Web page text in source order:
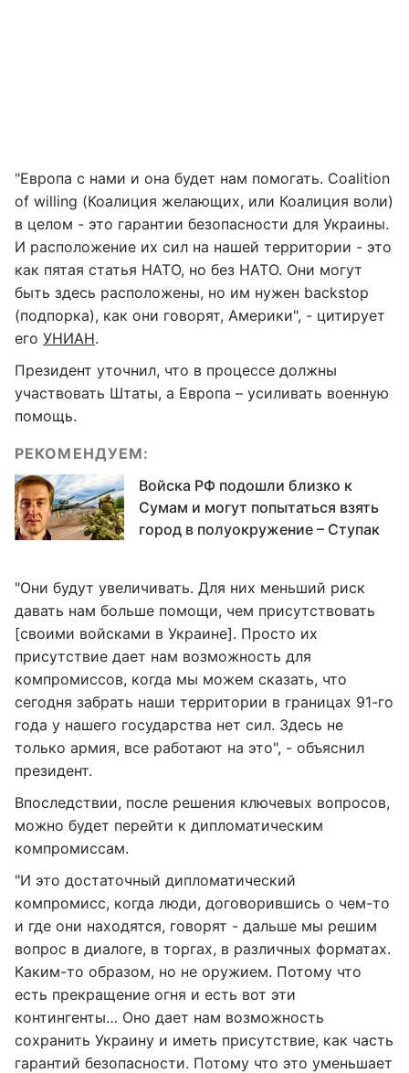
"Европа с нами и она будет нам помогать. Coalition
of willing (Коалиция желающих, или Коалиция воли)
в целом - это гарантии безопасности для Украины.
И расположение их сил на нашей территории - это
как пятая статья НАТО, но без НАТО. Они могут
быть здесь расположены, но им нужен backstop
(подпорка), как они говорят, Америки", - цитирует
его УНИАН.
Президент уточнил, что в процессе должны
участвовать Штаты, а Европа – усиливать военную
помощь.
РЕКОМЕНДУЕМ:
Войска РФ подошли близко к
Сумам и могут попытаться взять
город в полуокружение – Ступак
"Они будут увеличивать. Для них меньший риск
давать нам больше помощи, чем присутствовать
[своими войсками в Украине]. Просто их
присутствие дает нам возможность для
компромиссов, когда мы можем сказать, что
сегодня забрать наши территории в границах 91-го
года у нашего государства нет сил. Здесь не
только армия, все работают на это", - объяснил
президент.
Впоследствии, после решения ключевых вопросов,
можно будет перейти к дипломатическим
компромиссам.
"И это достаточный дипломатический
компромисс, когда люди, договорившись о чем-то
и где они находятся, говорят - дальше мы решим
вопрос в диалоге, в торгах, в различных форматах.
Каким-то образом, но не оружием. Потому что
есть прекращение огня и есть вот эти
контингенты… Оно дает нам возможность
сохранить Украину и иметь присутствие, как часть
гарантий безопасности. Потому что это уменьшает